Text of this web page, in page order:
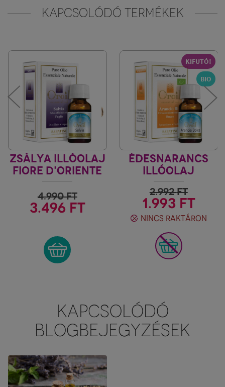
KAPCSOLÓDÓ TERMÉKEK
ZSÁLYA ILLÓOLAJ
FIORE D'ORIENTE
4.990FT
3.496 FT
KIFUTÓ!
BIO
ÉDESNARANCS
ILLÓOLAJ
FIORE D'ORIENTE
2.992FT
1.993 FT
NINCS RAKTÁRON
KAPCSOLÓDÓ
BLOGBEJEGYZÉSEK